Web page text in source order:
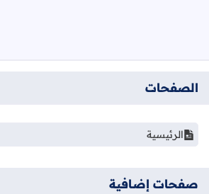
الصفحات
الرئيسية
صفحات إضافية